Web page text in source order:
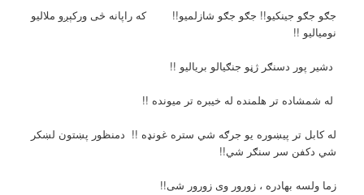
جګو جګو جینکیو!! جګو جګو شازلمیو!! که راپانه څی ورکېږو ملالیو
نومیالیو !!
دشیر پور دسنګر ژڼو جنګیالو بریالیو !!
له شمشاده تر هلمنده له خیبره تر میونده !!
له کابل تر پیښوره یو جرګه شي ستره غونډه !! دمنظور پښتون لښکر
شي دکفن سر سنګر شي!!
زما ولسه بهادره ، زورور وی زورور شی!!